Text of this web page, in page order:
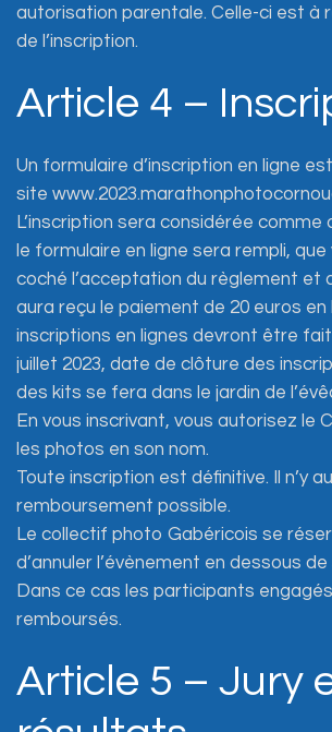
autorisation parentale. Celle-ci est à
de l’inscription.
Article 4 –
Un formulaire d’inscription en ligne
site
L’inscription sera considérée comme
le formulaire en ligne sera rempli, que
coché l’acceptation du règlement et
aura reçu le paiement de 20 euros en
inscriptions en lignes devront être
juillet 2023, date de clôture des
des kits se fera dans le jardin de
En vous inscrivant, vous autorisez le
les photos en son nom.
Toute inscription est définitive. Il n’y
remboursement possible.
Le collectif photo Gabéricois se
d’annuler l’évènement en dessous
Dans ce cas les participants
remboursés.
Article 5 – Jury